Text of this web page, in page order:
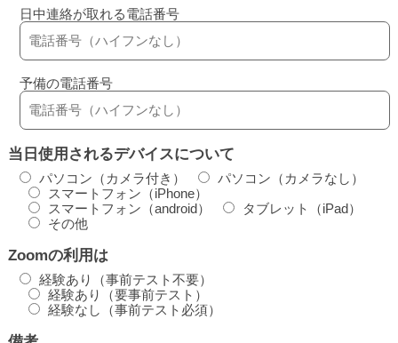
日中連絡が取れる電話番号
予備の電話番号
当日使用されるデバイスについて
パソコン（カメラ付き）
パソコン（カメラなし）
スマートフォン（iPhone）
スマートフォン（android）
タブレット（iPad）
その他
Zoomの利用は
経験あり（事前テスト不要）
経験あり（要事前テスト）
経験なし（事前テスト必須）